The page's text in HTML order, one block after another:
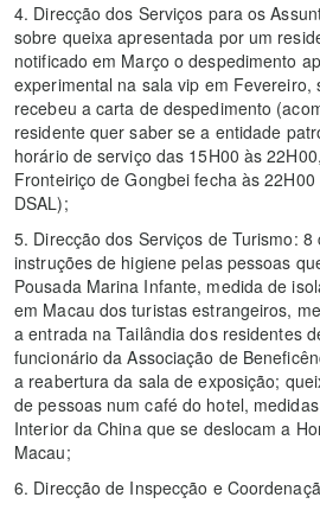
4. Direcção dos Serviços para os
sobre queixa apresentada por um
notificado em Março o despedimento
experimental na sala vip em Fevereiro,
recebeu a carta de despedimento
residente quer saber se a entidade
horário de serviço das 15H00 às
Fronteiriço de Gongbei fecha às
DSAL);
5. Direcção dos Serviços de Turismo:
instruções de higiene pelas pessoas
Pousada Marina Infante, medida de
em Macau dos turistas estrangeiros,
a entrada na Tailândia dos residentes
funcionário da Associação de
a reabertura da sala de exposição;
de pessoas num café do hotel,
Interior da China que se deslocam a
Macau;
6. Direcção de Inspecção e